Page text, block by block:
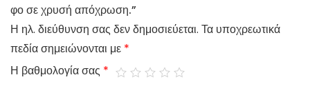
φο σε χρυσή απόχρωση.”
Η ηλ. διεύθυνση σας δεν δημοσιεύεται. Τα υποχρεωτικά
πεδία σημειώνονται με *
Η βαθμολογία σας *